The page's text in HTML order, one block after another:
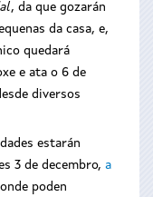
, da que gozarán
da casa, e,
quedará
e ata o 6 de
diversos
estarán
3 de decembro, a
poden